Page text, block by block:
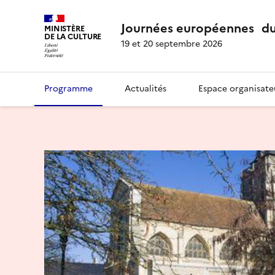
MINISTÈRE
DE LA CULTURE Journées européennes
19 et 20 septembre 2026
Programme Actualités Espace